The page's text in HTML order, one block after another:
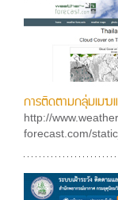
การติดตามกลุ่มเมฆ
http://
forecast.com/